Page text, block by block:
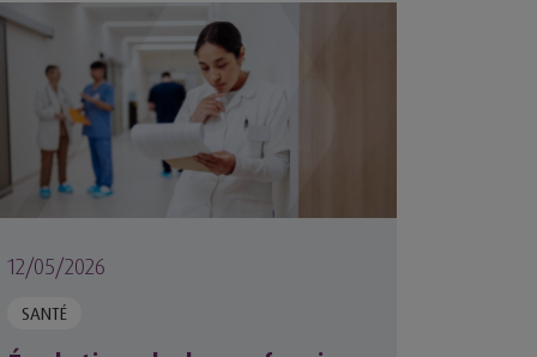
de la MACSF
de la profession infirmière : ce que révèle l’étude
12/05/2026
SANTÉ